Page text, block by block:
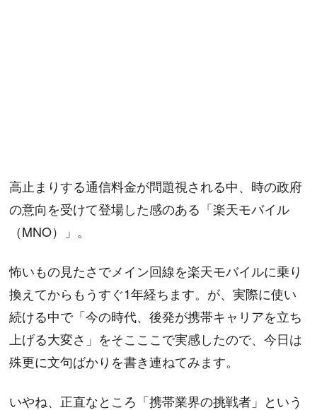
高止まりする通信料金が問題視される中、時の政府
の意向を受けて登場した感のある「楽天モバイル
（MNO）」。
怖いもの見たさでメイン回線を楽天モバイルに乗り
換えてからもうすぐ1年経ちます。が、実際に使い
続ける中で「今の時代、後発が携帯キャリアを立ち
上げる大変さ」をそこここで実感したので、今日は
殊更に文句ばかりを書き連ねてみます。
いやね、正直なところ「携帯業界の挑戦者」という